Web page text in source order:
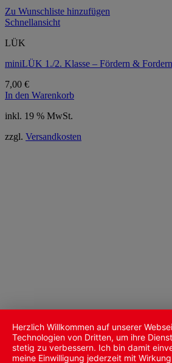
Zu Wunschliste hinzufügen
Schnellansicht
LÜK
miniLÜK 1./2. Klasse – Fördern &
7,00 €
In den Warenkorb
inkl. 19 % MwSt.
zzgl. Versandkosten
Herzlich Willkommen auf unserer
Technologien von Dritten, um ihre
stetig zu verbessern. Ich bin damit
meine Einwilligung jederzeit mit